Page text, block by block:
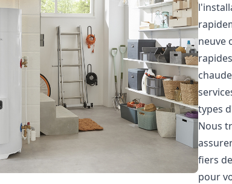
neuve
types
Nous
fiers
pour